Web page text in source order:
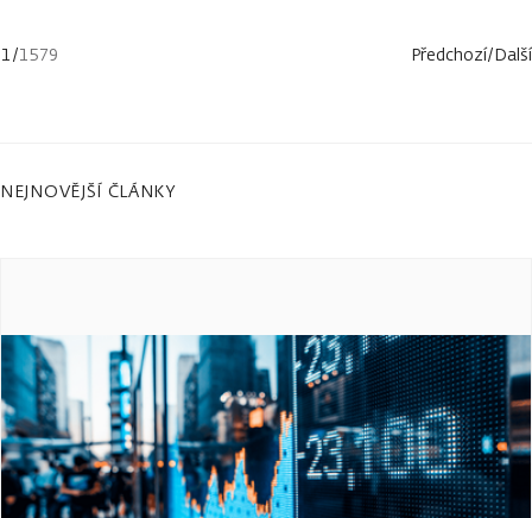
1/1579 Předchozí/Další
NEJNOVĚJŠÍ ČLÁNKY